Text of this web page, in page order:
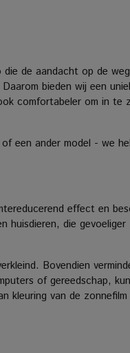
de aandacht op de
Daarom bieden wij een
comfortabeler om in te
een ander model - we
effect en
huisdieren, die
Bovendien
of gereedschap,
van de